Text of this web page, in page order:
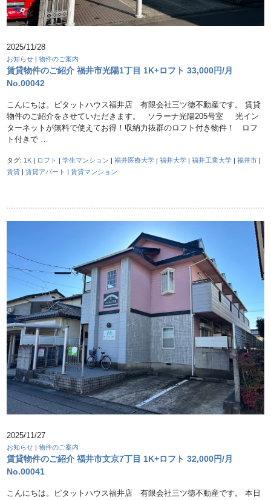
2025/11/28
お知らせ |物件のご案内
賃貸物件のご紹介 福井市光陽1丁目 1K+ロフト 33,000円/月
No.00042
こんにちは。ピタットハウス福井店 有限会社三ツ徳不動産です。 賃貸
物件のご紹介をさせていただきます。 ソラーナ光陽205号室 光イン
ターネットが無料で使えてお得！収納力抜群のロフト付き物件！ ロフ
ト付きで …
タグ: 1K | ロフト |学生マンション |福井医療大学 |福井大学 |福井工業大学 |福井市 |
賃貸 |賃貸アパート |賃貸マンション
2025/11/27
お知らせ |物件のご案内
賃貸物件のご紹介 福井市文京7丁目 1K+ロフト 32,000円/月
No.00041
こんにちは。ピタットハウス福井店 有限会社三ツ徳不動産です。 本日